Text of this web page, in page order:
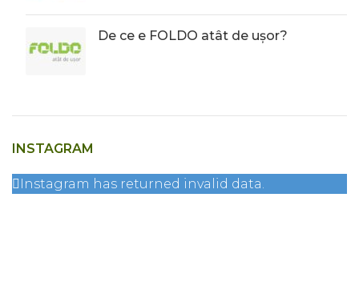
De ce e FOLDO atât de ușor?
INSTAGRAM
Instagram has returned invalid data.